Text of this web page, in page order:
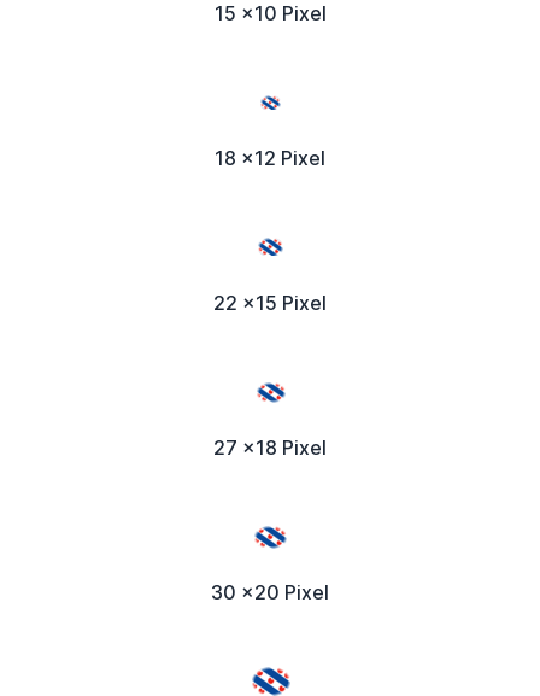
15 x10 Pixel
18 x12 Pixel
22 x15 Pixel
27 x18 Pixel
30 x20 Pixel